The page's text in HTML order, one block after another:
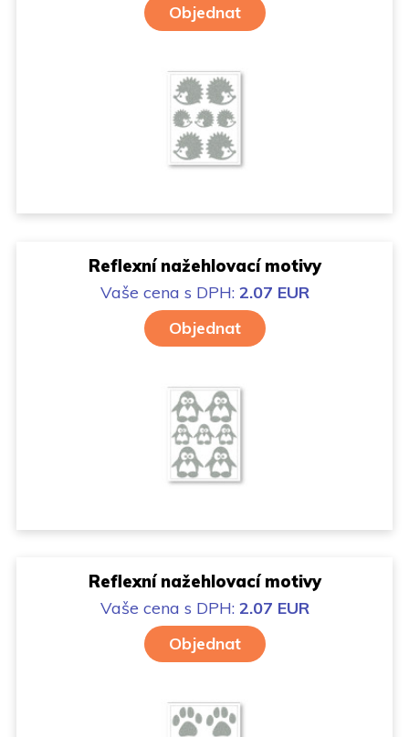
Objednat
Reflexní nažehlovací motivy
Vaše cena s DPH: 2.07 EUR
Objednat
Reflexní nažehlovací motivy
Vaše cena s DPH: 2.07 EUR
Objednat